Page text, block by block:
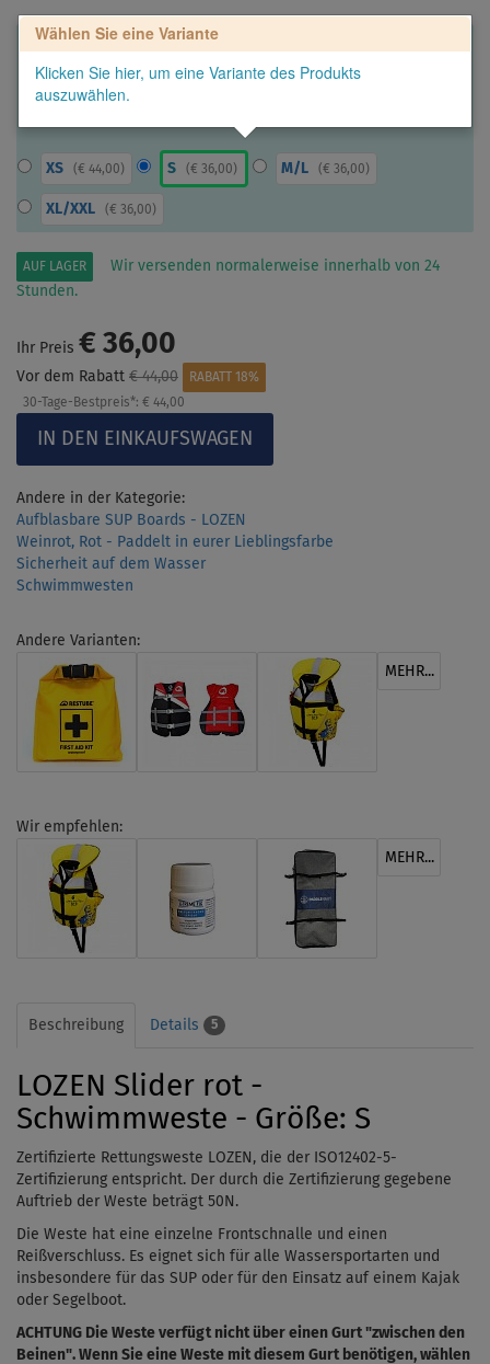
Wählen Sie eine Variante
Klicken Sie hier, um eine Variante des Produkts
auszuwählen.
XS ( € 44,00) S (€ 36,00) M/L ( € 36,00)
XL/XXL ( € 36,00)
AUF LAGER
Wir versenden normalerweise innerhalb von 24
Stunden.
Ihr Preis € 36,00
Vor dem Rabatt € 44,00
RABATT 18%
30-Tage-Bestpreis*: € 44,00
Andere in der Kategorie:
Aufblasbare SUP Boards - LOZEN
Weinrot, Rot - Paddelt in eurer Lieblingsfarbe
Sicherheit auf dem Wasser
Schwimmwesten
Andere Varianten:
MEHR...
Wir empfehlen:
MEHR...
Beschreibung Details 5
LOZEN Slider rot -
Schwimmweste - Größe: S
Zertifizierte Rettungsweste LOZEN, die der ISO12402-5-
Zertifizierung entspricht. Der durch die Zertifizierung gegebene
Auftrieb der Weste beträgt 50N.
Die Weste hat eine einzelne Frontschnalle und einen
Reißverschluss. Es eignet sich für alle Wassersportarten und
insbesondere für das SUP oder für den Einsatz auf einem Kajak
oder Segelboot.
ACHTUNG Die Weste verfügt nicht über einen Gurt "zwischen den
Beinen". Wenn Sie eine Weste mit diesem Gurt benötigen, wählen